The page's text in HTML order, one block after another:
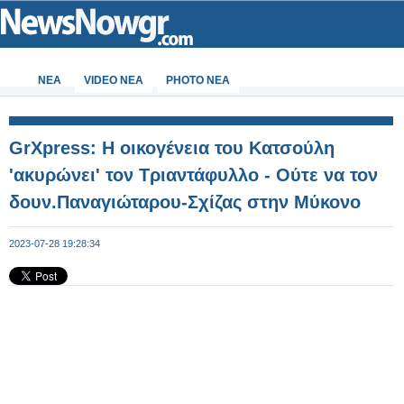
ΝΕΑ VIDEO NEA PHOTO NEA
GrXpress: Η οικογένεια του Κατσούλη
'ακυρώνει' τον Τριαντάφυλλο - Ούτε να τον
δουν.Παναγιώταρου-Σχίζας στην Μύκονο
2023-07-28 19:28:34